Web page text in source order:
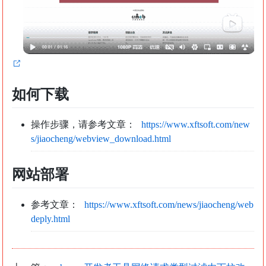
如何下载
操作步骤，请参考文章：
https://www.xftsoft.com/new
s/jiaocheng/webview_download.html
网站部署
参考文章：
https://www.xftsoft.com/news/jiaocheng/web
deply.html